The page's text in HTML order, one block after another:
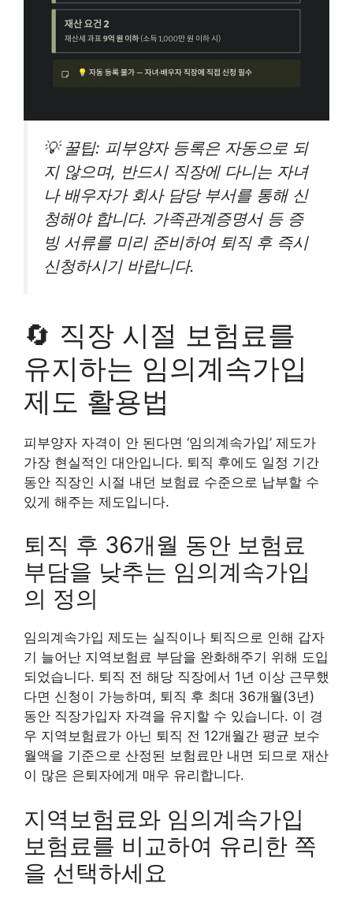
💡 꿀팁: 피부양자 등록은 자동으로 되
지 않으며, 반드시 직장에 다니는 자녀
나 배우자가 회사 담당 부서를 통해 신
청해야 합니다. 가족관계증명서 등 증
빙 서류를 미리 준비하여 퇴직 후 즉시
신청하시기 바랍니다.
🔄 직장 시절 보험료를
유지하는 임의계속가입
제도 활용법
피부양자 자격이 안 된다면 ‘임의계속가입’ 제도가
가장 현실적인 대안입니다. 퇴직 후에도 일정 기간
동안 직장인 시절 내던 보험료 수준으로 납부할 수
있게 해주는 제도입니다.
퇴직 후 36개월 동안 보험료
부담을 낮추는 임의계속가입
의 정의
임의계속가입 제도는 실직이나 퇴직으로 인해 갑자
기 늘어난 지역보험료 부담을 완화해주기 위해 도입
되었습니다. 퇴직 전 해당 직장에서 1년 이상 근무했
다면 신청이 가능하며, 퇴직 후 최대 36개월(3년)
동안 직장가입자 자격을 유지할 수 있습니다. 이 경
우 지역보험료가 아닌 퇴직 전 12개월간 평균 보수
월액을 기준으로 산정된 보험료만 내면 되므로 재산
이 많은 은퇴자에게 매우 유리합니다.
지역보험료와 임의계속가입
보험료를 비교하여 유리한 쪽
을 선택하세요